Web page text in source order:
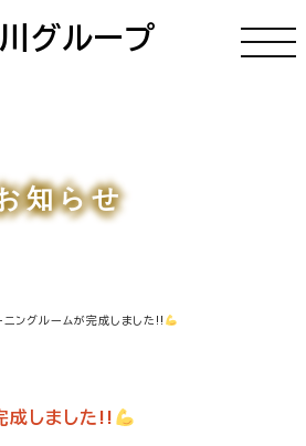
知らせ
ニングルームが完成しました!!
成しました!!